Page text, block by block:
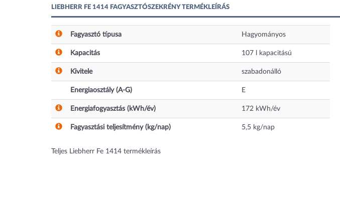
LIEBHERR FE 1414 FAGYASZTÓSZEKRÉNY TERMÉKLEÍRÁS
Fagyasztó típusa Hagyományos
Kapacitás 107 kapacitású
Kivitele szabadonálló
Energiaosztály (A-G) E
Energiafogyasztás (kWh/év) 172 kWh/év
Fagyasztási teljesítmény (kg/nap) 5,5 kg/nap
Teljes Liebherr Fe 1414 termékleírás